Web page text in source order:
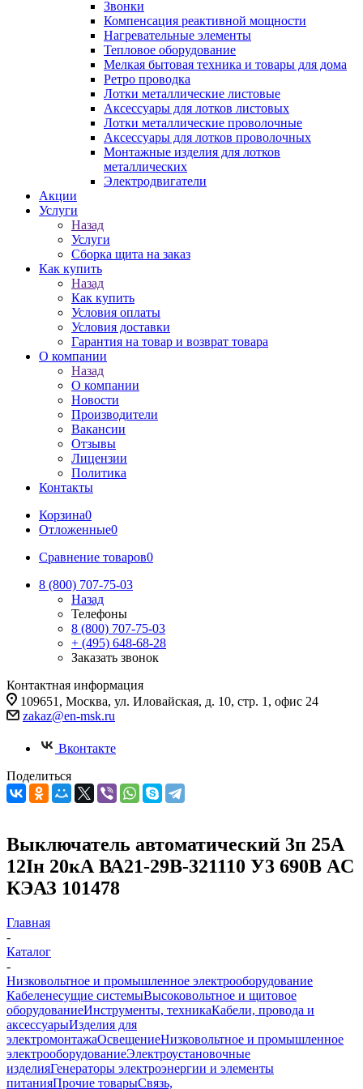
Звонки
Компенсация реактивной мощности
Нагревательные элементы
Тепловое оборудование
Мелкая бытовая техника и товары для дома
Ретро проводка
Лотки металлические листовые
Аксессуары для лотков листовых
Лотки металлические проволочные
Аксессуары для лотков проволочных
Монтажные изделия для лотков
металлических
Электродвигатели
Акции
Услуги
Назад
Услуги
Сборка щита на заказ
Как купить
Назад
Как купить
Условия оплаты
Условия доставки
Гарантия на товар и возврат товара
О компании
Назад
О компании
Новости
Производители
Вакансии
Отзывы
Лицензии
Политика
Контакты
Корзина0
Отложенные0
Сравнение товаров0
8 (800) 707-75-03
Назад
Телефоны
8 (800) 707-75-03
+ (495) 648-68-28
Заказать звонок
Контактная информация
109651, Москва, ул. Иловайская, д. 10, стр. 1, офис 24
zakaz@en-msk.ru
Вконтакте
Поделиться
Выключатель автоматический 3п 25А
12Iн 20кА ВА21-29В-321110 У3 690В AC
КЭАЗ 101478
Главная
-
Каталог
-
Низковольтное и промышленное электрооборудование
Кабеленесущие системыВысоковольтное и щитовое
оборудованиеИнструменты, техникаКабели, провода и
аксессуарыИзделия для
электромонтажаОсвещениеНизковольтное и промышленное
электрооборудованиеЭлектроустановочные
изделияГенераторы электроэнергии и элементы
питанияПрочие товарыСвязь,